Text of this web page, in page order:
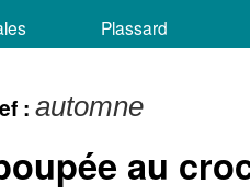
Plassard
: automne
au